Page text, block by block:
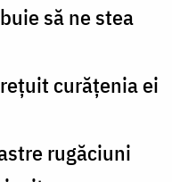
să ne stea
curățenia ei
rugăciuni